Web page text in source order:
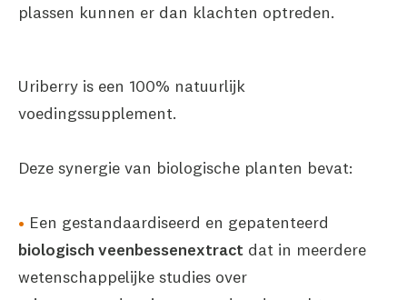
plassen kunnen er dan klachten optreden.
Uriberry is een 100% natuurlijk
voedingssupplement.
Deze synergie van biologische planten bevat:
Een gestandaardiseerd en gepatenteerd
biologisch veenbessenextract dat in meerdere
wetenschappelijke studies over